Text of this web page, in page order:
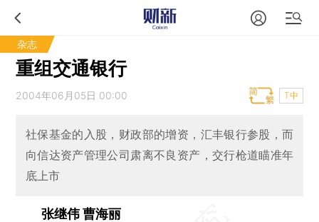
杂志
重组交通银行
2004年06月05日 00:00 T中
社保基金的入股，财政部的增资，汇丰银行参股，而
向信达资产管理公司肃离不良资产，交行枪道瞄准年
底上市
张继伟 曹海丽